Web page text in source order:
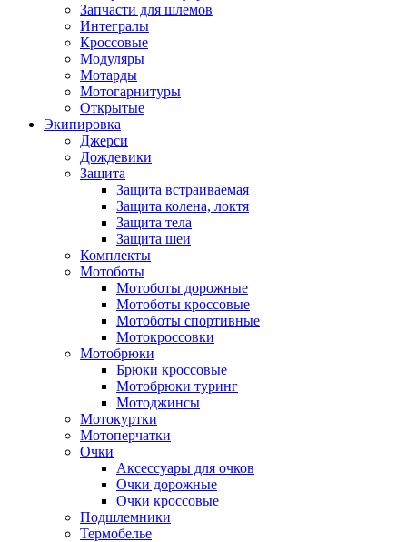
Запчасти для шлемов
Интегралы
Кроссовые
Модуляры
Мотарды
Мотогарнитуры
Открытые
Экипировка
Джерси
Дождевики
Защита
Защита встраиваемая
Защита колена, локтя
Защита тела
Защита шеи
Комплекты
Мотоботы
Мотоботы дорожные
Мотоботы кроссовые
Мотоботы спортивные
Мотокроссовки
Мотобрюки
Брюки кроссовые
Мотобрюки туринг
Мотоджинсы
Мотокуртки
Мотоперчатки
Очки
Аксессуары для очков
Очки дорожные
Очки кроссовые
Подшлемники
Термобелье